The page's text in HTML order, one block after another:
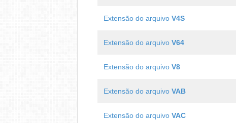
Extensão do arquivo V4S
Extensão do arquivo V64
Extensão do arquivo V8
Extensão do arquivo VAB
Extensão do arquivo VAC